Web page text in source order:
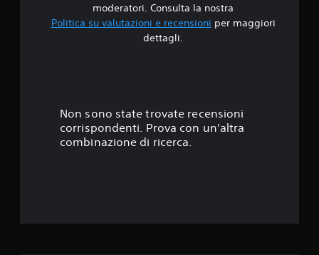
.
l
moderatori. Consulta la nostra
Politica su valutazioni e recensioni per maggiori
dettagli.
Non sono state trovate recensioni
corrispondenti. Prova con un'altra
combinazione di ricerca.